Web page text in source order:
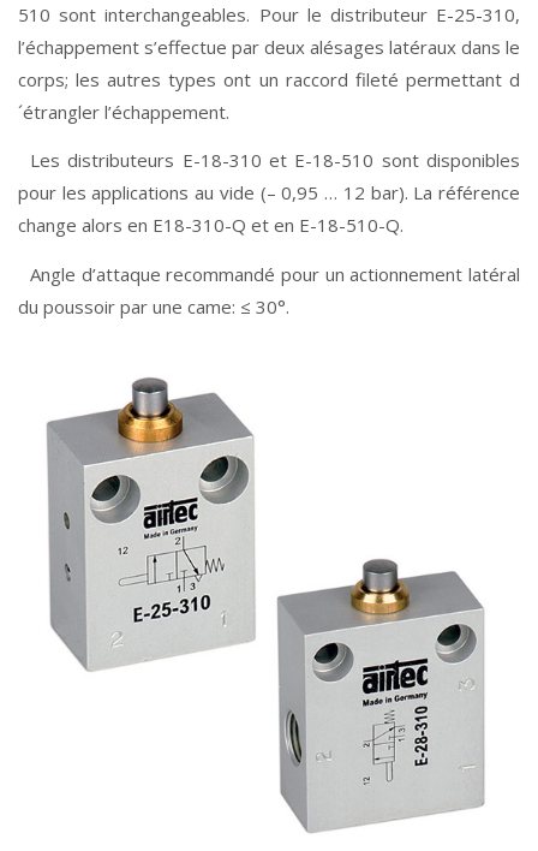
510 sont interchangeables. Pour le distributeur E-25-310,
l’échappement s’effectue par deux alésages latéraux dans le
corps; les autres types ont un raccord fileté permettant d
´étrangler l’échappement.
Les distributeurs E-18-310 et E-18-510 sont disponibles
pour les applications au vide (– 0,95 … 12 bar). La référence
change alors en E18-310-Q et en E-18-510-Q.
Angle d’attaque recommandé pour un actionnement latéral
du poussoir par une came: ≤ 30°.